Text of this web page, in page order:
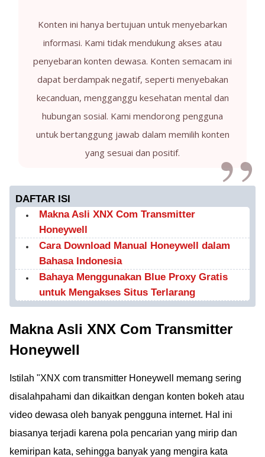
Konten ini hanya bertujuan untuk menyebarkan
informasi. Kami tidak mendukung akses atau
penyebaran konten dewasa. Konten semacam ini
dapat berdampak negatif, seperti menyebakan
kecanduan, mengganggu kesehatan mental dan
hubungan sosial. Kami mendorong pengguna
untuk bertanggung jawab dalam memilih konten
yang sesuai dan positif.
DAFTAR ISI
Makna Asli XNX Com Transmitter
Honeywell
Cara Download Manual Honeywell dalam
Bahasa Indonesia
Bahaya Menggunakan Blue Proxy Gratis
untuk Mengakses Situs Terlarang
Makna Asli XNX Com Transmitter
Honeywell
Istilah "XNX com transmitter Honeywell memang sering
disalahpahami dan dikaitkan dengan konten bokeh atau
video dewasa oleh banyak pengguna internet. Hal ini
biasanya terjadi karena pola pencarian yang mirip dan
kemiripan kata, sehingga banyak yang mengira kata